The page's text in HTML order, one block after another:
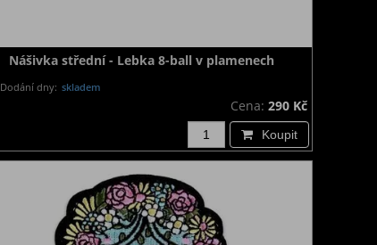
Nášivka střední - Lebka 8-ball v plamenech
Dodání dny: skladem
Cena: 290 Kč
Koupit